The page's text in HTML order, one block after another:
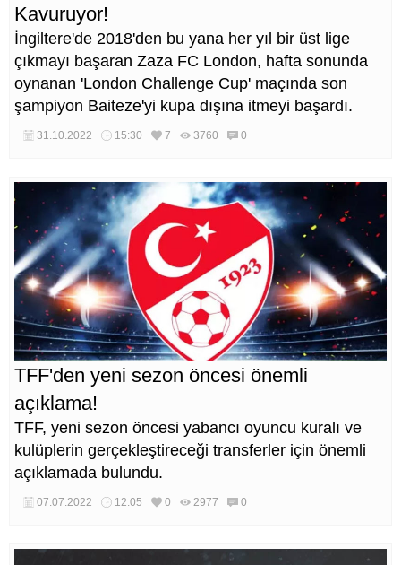
Kavuruyor!
İngiltere'de 2018'den bu yana her yıl bir üst lige
çıkmayı başaran Zaza FC London, hafta sonunda
oynanan 'London Challenge Cup' maçında son
şampiyon Baiteze'yi kupa dışına itmeyi başardı.
31.10.2022 15:30 7 3760 0
TFF'den yeni sezon öncesi önemli
açıklama!
TFF, yeni sezon öncesi yabancı oyuncu kuralı ve
kulüplerin gerçekleştireceği transferler için önemli
açıklamada bulundu.
07.07.2022 12:05 0 2977 0